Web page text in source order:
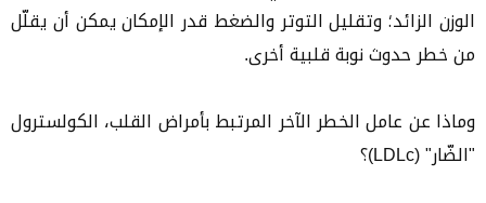
الوزن الزائد؛ وتقليل التوتر والضغط قدر الإمكان يمكن أن يقلّل
من خطر حدوث نوبة قلبية أخرى.
وماذا عن عامل الخطر الآخر المرتبط بأمراض القلب، الكولسترول
"الضّار" (LDLc)؟